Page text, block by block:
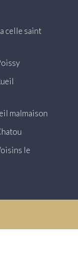
celle saint
malmaison
le